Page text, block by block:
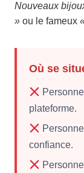
Nouveaux
» ou le fameux
Où se
plateforme.
confiance.